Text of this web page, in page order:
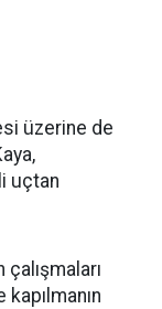
üzerine de
uçtan